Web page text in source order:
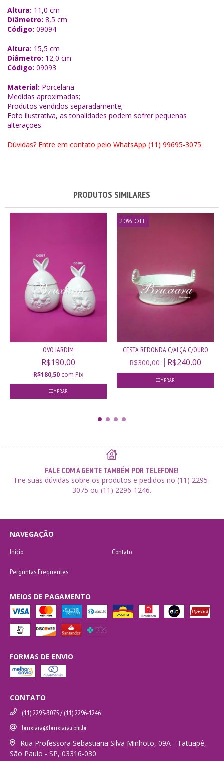
Altura: 11,0 cm
Diâmetro: 8,5 cm
Código: 09094
Altura: 15,5 cm
Diâmetro: 12,0 cm
Código: 09093
Material: Porcelana
Medidas aproximadas;
Produtos vendidos separadamente;
Foto ilustrativa, as tonalidades podem sofrer pequenas
alterações.
Dúvidas? Entre em contato pelo WhatsApp (11) 99695-3075.
PRODUTOS SIMILARES
OVO JARDIM
R$190,00
R$180,50 com Pix
COMPRAR
20% OFF
CESTA REDONDA C/ALÇA C/OURO
R$300,00 R$240,00
FALE COM A GENTE TAMBÉM POR TELEFONE!
Tire suas dúvidas sobre os produtos e pedidos no (11) 2295-
3075 ou (11) 2296-1246.
NAVEGAÇÃO
Início Contato
Perguntas Frequentes
MEIOS DE PAGAMENTO
FORMAS DE ENVIO
CONTATO
(11) 2295-3075 / (11) 2296-1246
bruxiara@bruxiara.com.br
Rua Professora Sebastiana Silva Minhoto, 09A - Tatuapé,
São Paulo - SP, 03316-030